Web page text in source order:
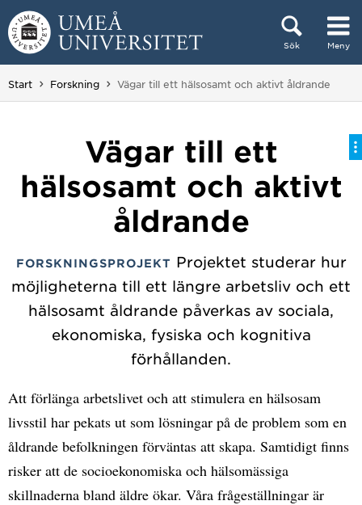
Hoppa direkt till innehållet
Sök Meny
Huvudmenyn dold.
Start Forskning Du är här:
Vägar till ett hälsosamt och aktivt åldrande
Vägar till ett
hälsosamt och aktivt
åldrande
FORSKNINGSPROJEKT Projektet studerar hur
möjligheterna till ett längre arbetsliv och ett
hälsosamt åldrande påverkas av sociala,
ekonomiska, fysiska och kognitiva
förhållanden.
Att förlänga arbetslivet och att stimulera en hälsosam
livsstil har pekats ut som lösningar på de problem som en
åldrande befolkningen förväntas att skapa. Samtidigt finns
risker att de socioekonomiska och hälsomässiga
skillnaderna bland äldre ökar. Våra frågeställningar är